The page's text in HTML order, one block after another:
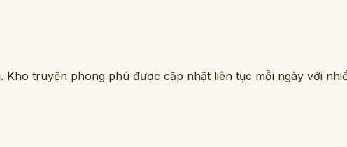
truyện phong phú được cập nhật liên tục mỗi ngày với